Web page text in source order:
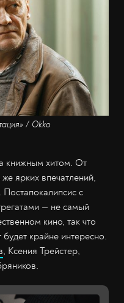
/ Okko
книжным хитом. От
ярких впечатлений,
Постапокалипсис с
— не самый
кино, так что
будет крайне интересно.
, Ксения Трейстер,